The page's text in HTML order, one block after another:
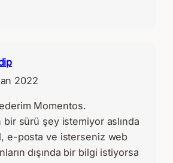
2022
Momentos.
bir sürü şey istemiyor aslında
e-posta ve isterseniz web
dışında bir bilgi istiyorsa